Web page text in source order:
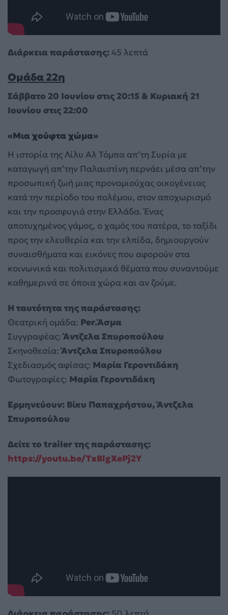
Διάρκεια παράστασης:45 λεπτά
Ομάδα 22η
Σάββατο 20 Ιουνίου στις 20:15 & Κυριακή 21
Ιουνίου στις 22:00
«Μια χούφτα χώμα»
Η ιστορία της Λίλυ Αλ Τόμπα απ’τη Συρία με
καταγωγή απ’την Παλαιστίνη περνάει μέσα απ’την
προσωπική ζωή μιας προνομιούχας οικογένειας
κατά την περίοδο του πολέμου, στον αποχωρισμό
και την προσφυγιά στην Ελλάδα. Ένας
αποτυχημένος γάμος, ο χαμός του πατέρα, το ταξίδι
προς την ελευθερία και την ελπίδα, δημιουργούν
συναισθήματα και εικόνες που αφορούν στα
κοινωνικά και πολιτισμικά θέματα που συναντούμε
καθημερινά σε όποια χώρα και αν ζούμε.
Η ταυτότητα της παράστασης:
Θεατρική ομάδα: Per.Άσμα
Συγγραφέας:Άντζελα Σπυροπούλου
Σκηνοθεσία:Άντζελα Σπυροπούλου
Σχεδιασμός αφίσας: Μαρία Γεροντιδάκη
Φωτογραφίες: Μαρία Γεροντιδάκη
Ερμηνεύουν: Βίκυ Παπαχρήστου, Άντζελα
Σπυροπούλου
Δείτε το trailer της παράστασης:
https://youtu.be/TxBlgXePj2Y